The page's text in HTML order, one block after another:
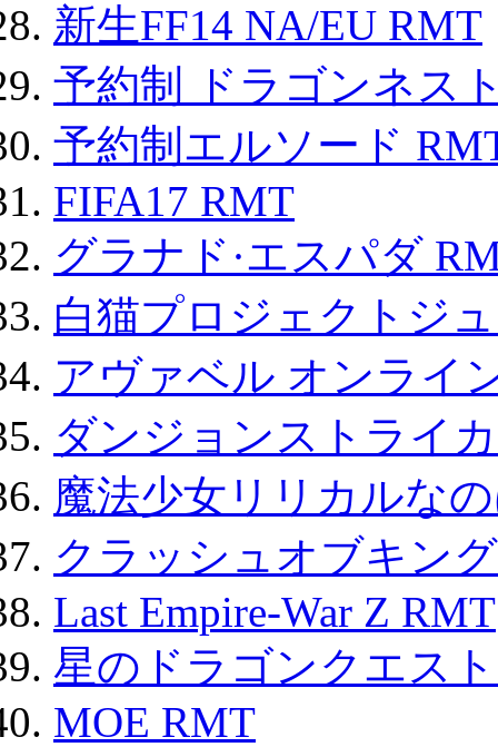
新生FF14 NA/EU RMT
予約制 ドラゴンネス
予約制エルソード
FIFA17 RMT
グラナド·エスパダ
白猫プロジェクトジ
アヴァベル オンライ
ダンジョンストライ
魔法少女リリカルな
クラッシュオブキン
Last Empire-War Z RMT
星のドラゴンクエス
MOE RMT